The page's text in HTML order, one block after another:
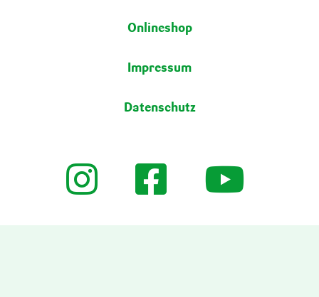
Onlineshop
Impressum
Datenschutz